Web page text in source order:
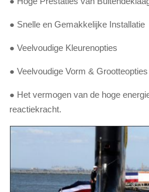
● Snelle en Gemakkelijke Installatie
● Veelvoudige Kleurenopties
● Veelvoudige Vorm & Grootteopties
● Het vermogen van de hoge
reactiekracht.